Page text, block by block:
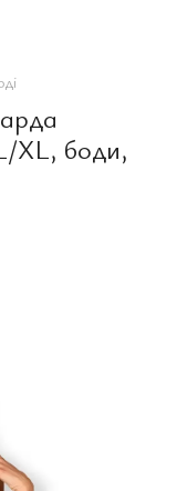
XL, боди,